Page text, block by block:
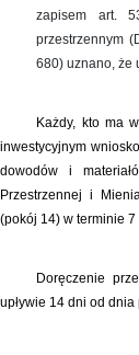
zapisem art.
przestrzennym
680) uznano, że
Każdy, kto ma
inwestycyjnym
dowodów i
Przestrzennej i
(pokój 14) w terminie
Doręczenie
upływie 14 dni od dnia